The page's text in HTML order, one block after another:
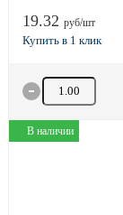
19.32 руб/шт
Количество
В наличии